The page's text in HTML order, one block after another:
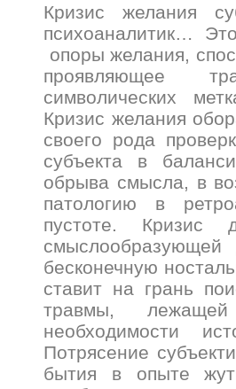
Кризис желания
психоаналитик…
опоры желания,
проявляющее
символических
Кризис желания
своего рода
субъекта в
обрыва смысла, в
патологию в
пустоте. Кризис
смыслообразующей
бесконечную
ставит на грань
травмы,
необходимости
Потрясение
бытия в опыте